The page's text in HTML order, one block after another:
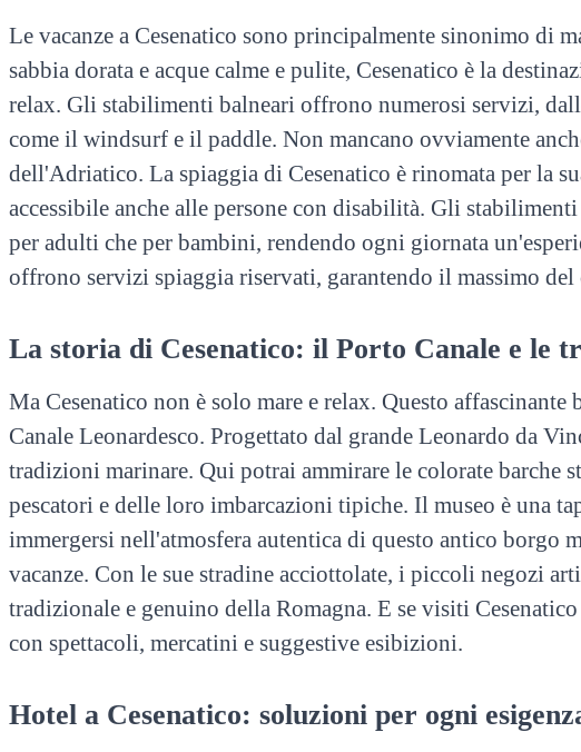
Le vacanze a Cesenatico sono principalmente sinonimo di
sabbia dorata e acque calme e pulite, Cesenatico è la
relax. Gli stabilimenti balneari offrono numerosi servizi,
come il windsurf e il paddle. Non mancano ovviamente
dell'Adriatico. La spiaggia di Cesenatico è rinomata per la
accessibile anche alle persone con disabilità. Gli
per adulti che per bambini, rendendo ogni giornata
offrono servizi spiaggia riservati, garantendo il massimo
La storia di Cesenatico: il Porto Canale e le
Ma Cesenatico non è solo mare e relax. Questo
Canale Leonardesco. Progettato dal grande Leonardo da
tradizioni marinare. Qui potrai ammirare le colorate barche
pescatori e delle loro imbarcazioni tipiche. Il museo è una
immergersi nell'atmosfera autentica di questo antico borgo
vacanze. Con le sue stradine acciottolate, i piccoli negozi
tradizionale e genuino della Romagna. E se visiti
con spettacoli, mercatini e suggestive esibizioni.
Hotel a Cesenatico: soluzioni per ogni